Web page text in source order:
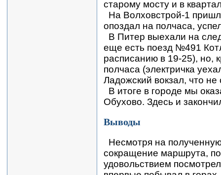
старому мосту и в
На Волховстрой-1
опоздал на полчаса,
В Питер выехали на
еще есть поезд №491
расписанию в 19-25), но,
полчаса (электричка
Ладожский вокзал, что
В итоге в городе мы
Обухово. Здесь и
Выводы
Несмотря на
сокращение маршрута,
удовольствием